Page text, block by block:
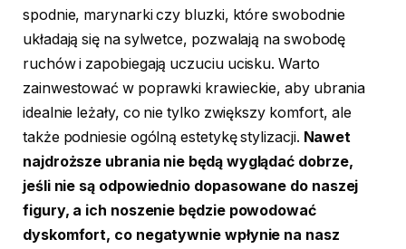
spodnie, marynarki czy bluzki, które swobodnie
układają się na sylwetce, pozwalają na swobodę
ruchów i zapobiegają uczuciu ucisku. Warto
zainwestować w poprawki krawieckie, aby ubrania
idealnie leżały, co nie tylko zwiększy komfort, ale
także podniesie ogólną estetykę stylizacji. Nawet
najdroższe ubrania nie będą wyglądać dobrze,
jeśli nie są odpowiednio dopasowane do naszej
figury, a ich noszenie będzie powodować
dyskomfort, co negatywnie wpłynie na nasz